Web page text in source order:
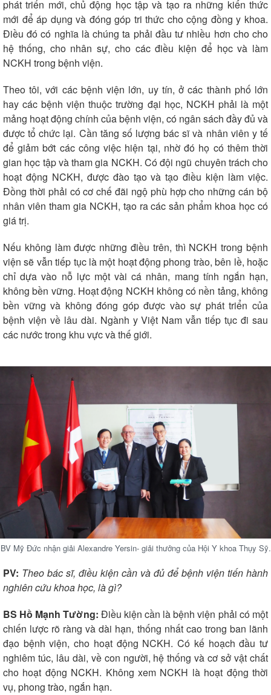
Sức khỏe
Dinh dưỡng - món ngon
Cây thuốc
Sản phụ khoa
Nhi khoa
Nam khoa
Làm đẹp - giảm cân
Phòng mạch online
Ăn sạch sống khỏe
Đời sống
Nhà đẹp
phát triển mới, chủ động học tập và tạo ra những kiến thức
mới để áp dụng và đóng góp tri thức cho cộng đồng y khoa.
Điều đó có nghĩa là chúng ta phải đầu tư nhiều hơn cho cho
hệ thống, cho nhân sự, cho các điều kiện để học và làm
NCKH trong bệnh viện.
Theo tôi, với các bệnh viện lớn, uy tín, ở các thành phố lớn
hay các bệnh viện thuộc trường đại học, NCKH phải là một
mảng hoạt động chính của bệnh viện, có ngân sách đầy đủ và
được tổ chức lại. Cần tăng số lượng bác sĩ và nhân viên y tế
để giảm bớt các công việc hiện tại, nhờ đó họ có thêm thời
gian học tập và tham gia NCKH. Có đội ngũ chuyên trách cho
hoạt động NCKH, được đào tạo và tạo điều kiện làm việc.
Đồng thời phải có cơ chế đãi ngộ phù hợp cho những cán bộ
nhân viên tham gia NCKH, tạo ra các sản phẩm khoa học có
giá trị.
Nếu không làm được những điều trên, thì NCKH trong bệnh
viện sẽ vẫn tiếp tục là một hoạt động phong trào, bên lề, hoặc
chỉ dựa vào nỗ lực một vài cá nhân, mang tính ngắn hạn,
không bền vững. Hoạt động NCKH không có nền tảng, không
bền vững và không đóng góp được vào sự phát triển của
bệnh viện về lâu dài. Ngành y Việt Nam vẫn tiếp tục đi sau
các nước trong khu vực và thế giới.
BV Mỹ Đức nhận giải Alexandre Yersin- giải thưởng của Hội Y khoa Thụy Sỹ.
PV: Theo bác sĩ, điều kiện cần và đủ để bệnh viện tiến hành
nghiên cứu khoa học, là gì?
BS Hồ Mạnh Tường: Điều kiện cần là bệnh viện phải có một
chiến lược rõ ràng và dài hạn, thống nhất cao trong ban lãnh
đạo bệnh viện, cho hoạt động NCKH. Có kế hoạch đầu tư
nghiêm túc, lâu dài, về con người, hệ thống và cơ sở vật chất
cho hoạt động NCKH. Không xem NCKH là hoạt động thời
vụ, phong trào, ngắn hạn.